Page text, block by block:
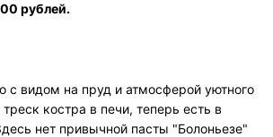
рублей.
с видом на пруд и атмосферой уютного
костра в печи, теперь есть в
нет привычной пасты "Болоньезе"